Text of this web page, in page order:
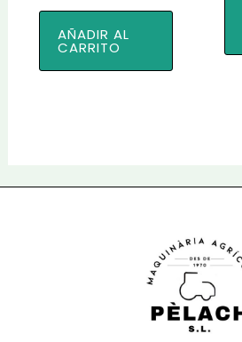
AÑADIR AL
CARRITO